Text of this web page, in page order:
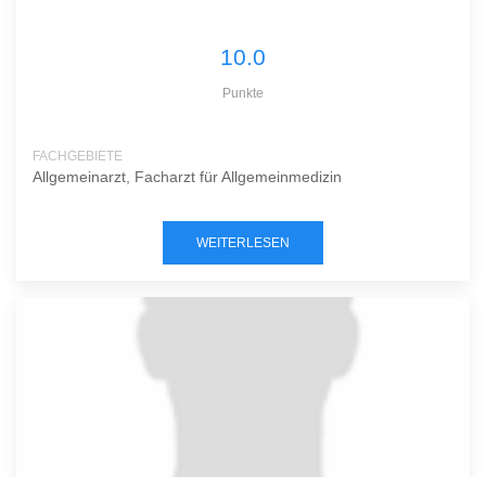
10.0
Punkte
FACHGEBIETE
Allgemeinarzt, Facharzt für Allgemeinmedizin
WEITERLESEN